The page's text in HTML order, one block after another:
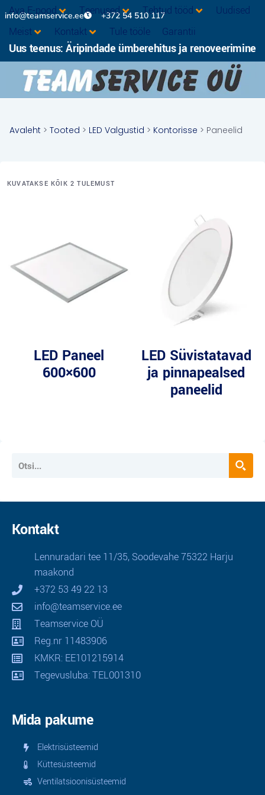
info@teamservice.ee +372 54 510 117
Ava E-pood Teenused Tehtud tööd
Uudised
Meist
Kontakt Tule tööle Garantii
Uus teenus: Äripindade ümberehitus ja renoveerimine
Avaleht > Tooted > LED Valgustid > Kontorisse > Paneelid
KUVATAKSE KÕIK 2 TULEMUST
LED Paneel
600×600
LED Süvistatavad
ja pinnapealsed
paneelid
Kontakt
Lennuradari tee 11/35, Soodevahe 75322 Harju
maakond
+372 53 49 22 13
info@teamservice.ee
Teamservice OÜ
Reg.nr 11483906
KMKR: EE101215914
Tegevusluba: TEL001310
Mida pakume
Elektrisüsteemid
Küttesüsteemid
Ventilatsioonisüsteemid